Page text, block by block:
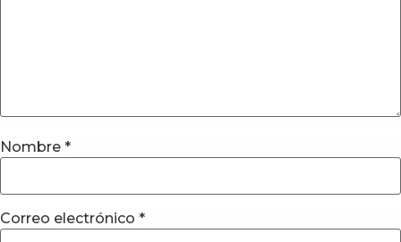
Nombre *
Correo electrónico *